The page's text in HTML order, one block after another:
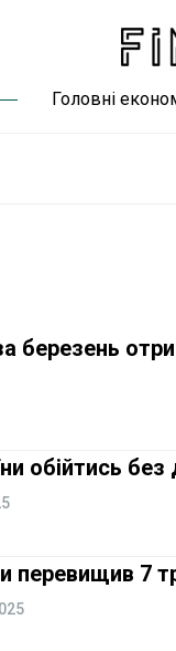
Головні
обійтись
перевищив 7